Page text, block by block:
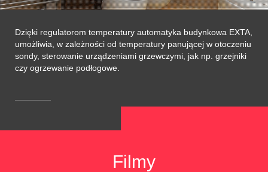
Dzięki regulatorom temperatury automatyka budynkowa EXTA,
umożliwia, w zależności od temperatury panującej w otoczeniu
sondy, sterowanie urządzeniami grzewczymi, jak np. grzejniki
czy ogrzewanie podłogowe.
Filmy